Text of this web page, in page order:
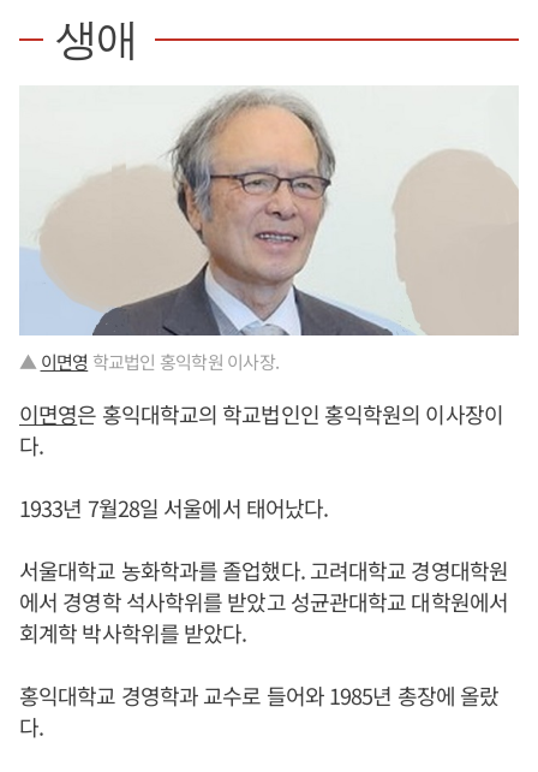
생애
▲ 이면영 학교법인 홍익학원 이사장.
이면영은 홍익대학교의 학교법인인 홍익학원의 이사장이
다.
1933년 7월28일 서울에서 태어났다.
서울대학교 농화학과를 졸업했다. 고려대학교 경영대학원
에서 경영학 석사학위를 받았고 성균관대학교 대학원에서
회계학 박사학위를 받았다.
홍익대학교 경영학과 교수로 들어와 1985년 총장에 올랐
다.